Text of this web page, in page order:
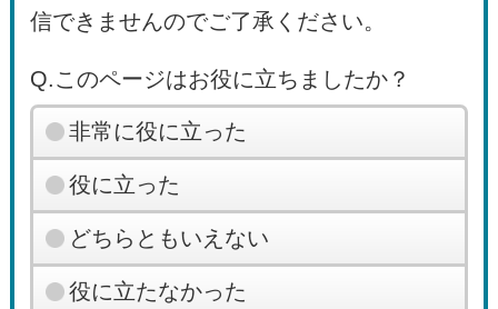
信できませんのでご了承ください。
Q.このページはお役に立ちましたか？
非常に役に立った
役に立った
どちらともいえない
役に立たなかった